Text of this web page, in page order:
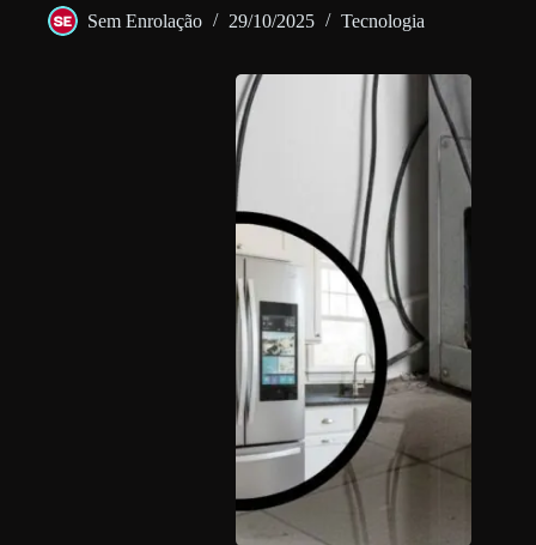
Sem Enrolação 29/10/2025 Tecnologia